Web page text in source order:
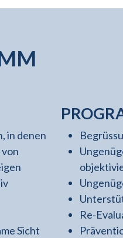
in denen
Sicht